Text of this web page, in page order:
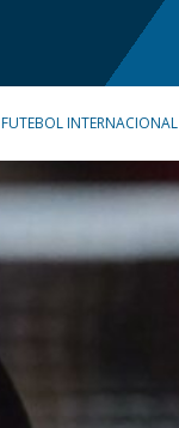
FUTEBOL INTERNACIONAL